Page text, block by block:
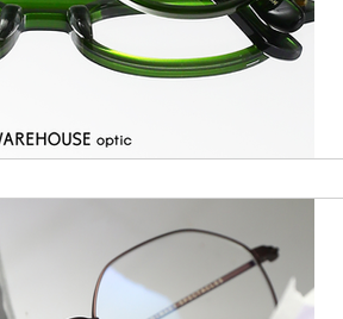
GOLDSMITH LUNOR 杉本圭